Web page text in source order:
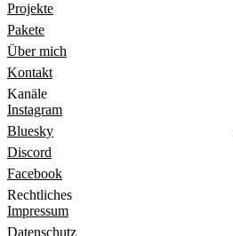
Projekte
Pakete
Über mich
Kontakt
Kanäle
Instagram
Bluesky
Discord
Facebook
Rechtliches
Impressum
Datenschutz